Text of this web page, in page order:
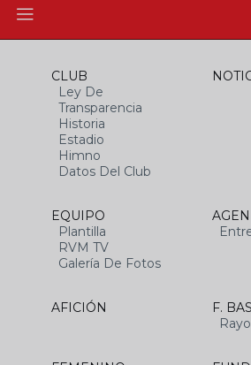
CLUB
Ley De
Transparencia
Historia
Estadio
Himno
Datos Del Club
EQUIPO
Plantilla
RVM TV
Galería De Fotos
AFICIÓN
F.